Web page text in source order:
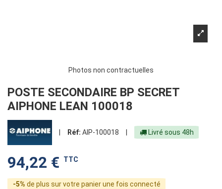
Photos non contractuelles
POSTE SECONDAIRE BP SECRET
AIPHONE LEAN 100018
Réf: AIP-100018 Livré sous 48h
94,22 € TTC
-5% de plus sur votre panier une fois connecté